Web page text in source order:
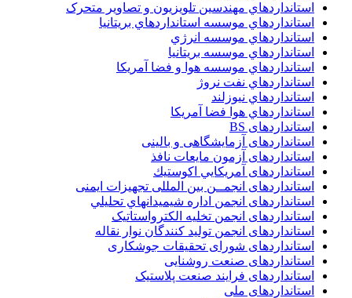
استانداردهاي مهندسين تلويزيون و تصاوير متحرک
استانداردهاي موسسه استانداردهاي بريتانيا
استانداردهاي موسسه انرژي
استانداردهاي موسسه بريتانيا
استانداردهاي موسسه هوا و فضا آمريکا
استانداردهاي نفت نروژ
استانداردهاي نيوزلند
استانداردهاي هوا فضا آمريکا
استانداردهای BS
استانداردهای آزمایشگاهی و بالینی
استانداردهای آزمون مایعات نافذ
استانداردهای آمريكايي اكوستيك
استانداردهای انجمــن بين المللى تجهيزات ايمنى
استانداردهای انجمن اداره شيميدانهاي تحليلي
استانداردهای انجمن تخليه الکترواستاتيک
استانداردهای انجمن توليد کنندگان نوار نقاله
استانداردهای شورای تحقیقات جوشکاری
استانداردهای صنعت روشنایی
استانداردهای فرايند صنعت پلاستيک
استانداردهای ملی